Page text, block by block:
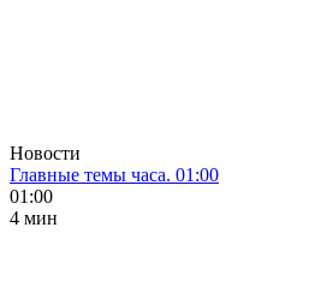
Новости
Главные темы часа. 01:00
01:00
4 мин